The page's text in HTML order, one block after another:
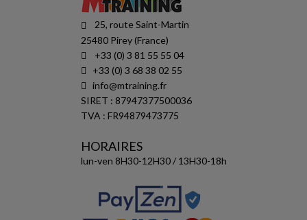
25, route Saint-Martin
25480 Pirey (France)
+33 (0) 3 81 55 55 04
+33 (0) 3 68 38 02 55
info@mtraining.fr
SIRET : 87947377500036
TVA : FR94879473775
HORAIRES
lun-ven 8H30-12H30 / 13H30-18h